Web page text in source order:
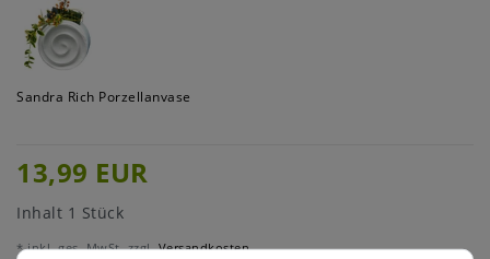
Sandra Rich Porzellanvase
13,99 EUR
Inhalt 1 Stück
* inkl. ges. MwSt. zzgl.Versandkosten